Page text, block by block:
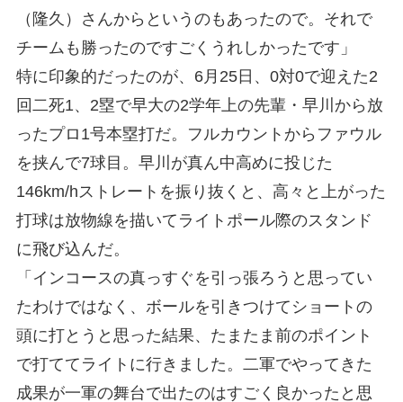
（隆久）さんからというのもあったので。それで
チームも勝ったのですごくうれしかったです」
特に印象的だったのが、6月25日、0対0で迎えた2
回二死1、2塁で早大の2学年上の先輩・早川から放
ったプロ1号本塁打だ。フルカウントからファウル
を挟んで7球目。早川が真ん中高めに投じた
146km/hストレートを振り抜くと、高々と上がった
打球は放物線を描いてライトポール際のスタンド
に飛び込んだ。
「インコースの真っすぐを引っ張ろうと思ってい
たわけではなく、ボールを引きつけてショートの
頭に打とうと思った結果、たまたま前のポイント
で打ててライトに行きました。二軍でやってきた
成果が一軍の舞台で出たのはすごく良かったと思